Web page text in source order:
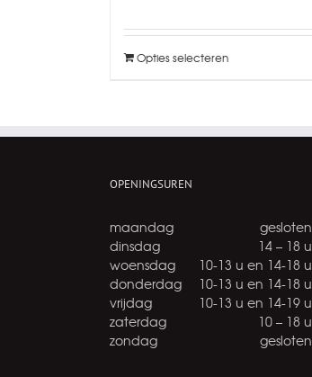
Opties selecteren
OPENINGSUREN
maandag
gesloten
dinsdag
14 – 18 u
woensdag
10-13 u en 14-18 u
donderdag
10-13 u en 14-18 u
vrijdag
10-13 u en 14-19 u
zaterdag
10 – 18 u
zondag
gesloten